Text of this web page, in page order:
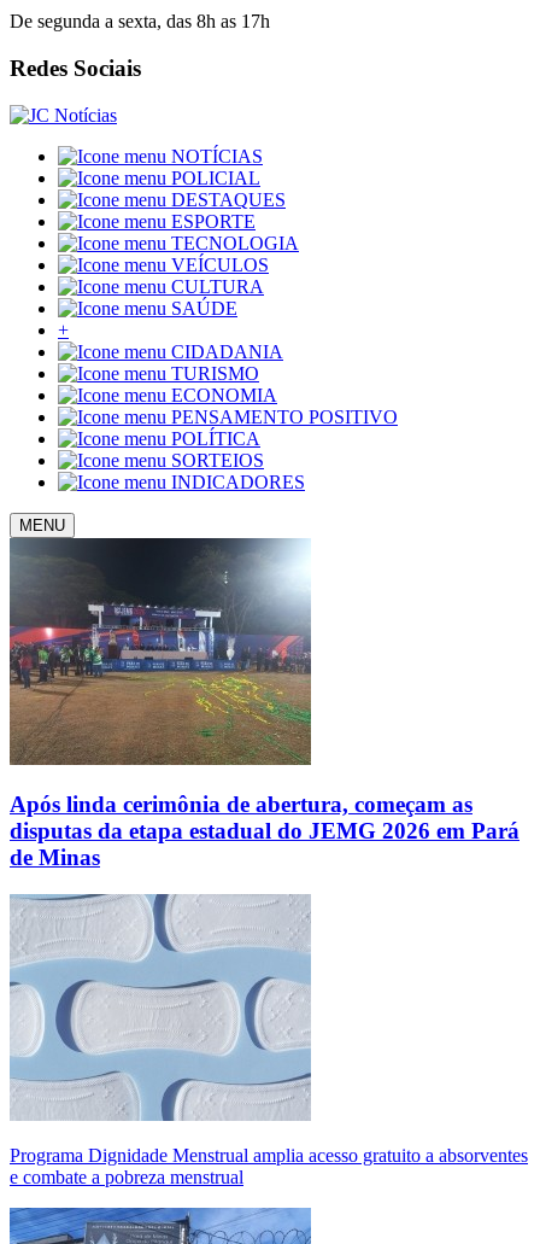
De segunda a sexta, das 8h as 17h
Redes Sociais
NOTÍCIAS
POLICIAL
DESTAQUES
ESPORTE
TECNOLOGIA
VEÍCULOS
CULTURA
SAÚDE
+
CIDADANIA
TURISMO
ECONOMIA
PENSAMENTO POSITIVO
POLÍTICA
SORTEIOS
INDICADORES
MENU
Após linda cerimônia de abertura, começam as
disputas da etapa estadual do JEMG 2026 em Pará
de Minas
Programa Dignidade Menstrual amplia acesso gratuito a absorventes
e combate a pobreza menstrual